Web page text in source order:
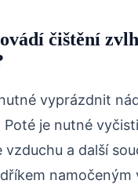
čištění
vyprázdnit
Poté je nutné
vzduchu a další
namočeným